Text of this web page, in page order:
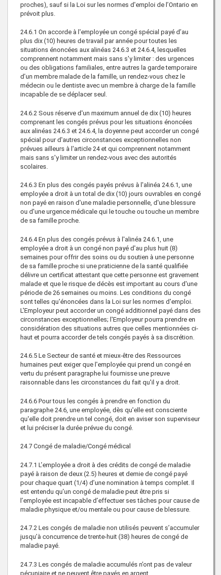
proches), sauf si la Loi sur les normes d'emploi de l’Ontario en
prévoit plus.
24.6.1 On accorde à l'employée un congé spécial payé d’au
plus dix (10) heures de travail par année pour toutes les
situations énoncées aux alinéas 24.6.3 et 24.6.4, lesquelles
comprennent notamment mais sans s'y limiter : des urgences
ou des obligations familiales, entre autres la garde temporaire
d’un membre malade de la famille, un rendez-vous chez le
médecin ou le dentiste avec un membre à charge de la famille
incapable de se déplacer seul.
24.6.2 Sous réserve d'un maximum annuel de dix (10) heures
comprenant les congés prévus pour les situations énoncées
aux alinéas 24.6.3 et 24.6.4, la doyenne peut accorder un congé
spécial pour d'autres circonstances exceptionnelles non
prévues ailleurs à l'article 24 et qui comprennent notamment
mais sans s'y limiter un rendez-vous avec des autorités
scolaires.
24.6.3 En plus des congés payés prévus à l'alinéa 24.6.1, une
employée a droit à un total de dix (10) jours ouvrables en congé
non payé en raison d'une maladie personnelle, d'une blessure
ou d'une urgence médicale qui le touche ou touche un membre
de sa famille proche.
24.6.4En plus des congés prévus à l'alinéa 24.6.1, une
employée a droit à un congé non payé d'au plus huit (8)
semaines pour offrir des soins ou du soutien à une personne
de sa famille proche si une praticienne de la santé qualifiée
délivre un certificat attestant que cette personne est gravement
malade et que le risque de décès est important au cours d'une
période de 26 semaines ou moins. Les conditions du congé
sont telles qu'énoncées dans la Loi sur les normes d'emploi.
L'Employeur peut accorder un congé additionnel payé dans des
circonstances exceptionnelles; l'Employeur pourra prendre en
considération des situations autres que celles mentionnées ci-
haut et pourra accorder de tels congés payés à sa discrétion.
24.6.5 Le Secteur de santé et mieux-être des Ressources
humaines peut exiger que l'employée qui prend un congé en
vertu du présent paragraphe lui fournisse une preuve
raisonnable dans les circonstances du fait qu'il y a droit.
24.6.6 Pour tous les congés à prendre en fonction du
paragraphe 24.6, une employée, dès qu'elle est consciente
qu'elle doit prendre un tel congé, doit en aviser son superviseur
et lui préciser la durée prévue du congé.
24.7 Congé de maladie/Congé médical
24.7.1 L’employée a droit à des crédits de congé de maladie
payé à raison de deux (2.5) heures et demie de congé payé
pour chaque quart (1/4) d’une nomination à temps complet. Il
est entendu qu’un congé de maladie peut être pris si
l’employée est incapable d’effectuer ses tâches pour cause de
maladie physique et/ou mentale ou pour cause de blessure.
24.7.2 Les congés de maladie non utilisés peuvent s’accumuler
jusqu’à concurrence de trente-huit (38) heures de congé de
maladie payé.
24.7.3 Les congés de maladie accumulés n’ont pas de valeur
pécuniaire et ne peuvent être payés en argent.